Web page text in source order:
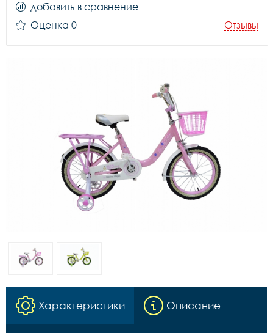
добавить в сравнение
Оценка 0
Отзывы
Характеристики Описание